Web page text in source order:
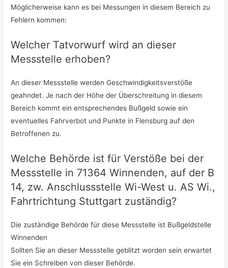
Möglicherweise kann es bei Messungen in diesem Bereich zu
Fehlern kommen:
Welcher Tatvorwurf wird an dieser
Messstelle erhoben?
An dieser Messstelle werden Geschwindigkeitsverstöße
geahndet. Je nach der Höhe der Überschreitung in diesem
Bereich kommt ein entsprechendes Bußgeld sowie ein
eventuelles Fahrverbot und Punkte in Flensburg auf den
Betroffenen zu.
Welche Behörde ist für Verstöße bei der
Messstelle in 71364 Winnenden, auf der B
14, zw. Anschlussstelle Wi-West u. AS Wi.,
Fahrtrichtung Stuttgart zuständig?
Die zuständige Behörde für diese Messstelle ist Bußgeldstelle
Winnenden
Sollten Sie an dieser Messstelle geblitzt worden sein erwartet
Sie ein Schreiben von dieser Behörde.